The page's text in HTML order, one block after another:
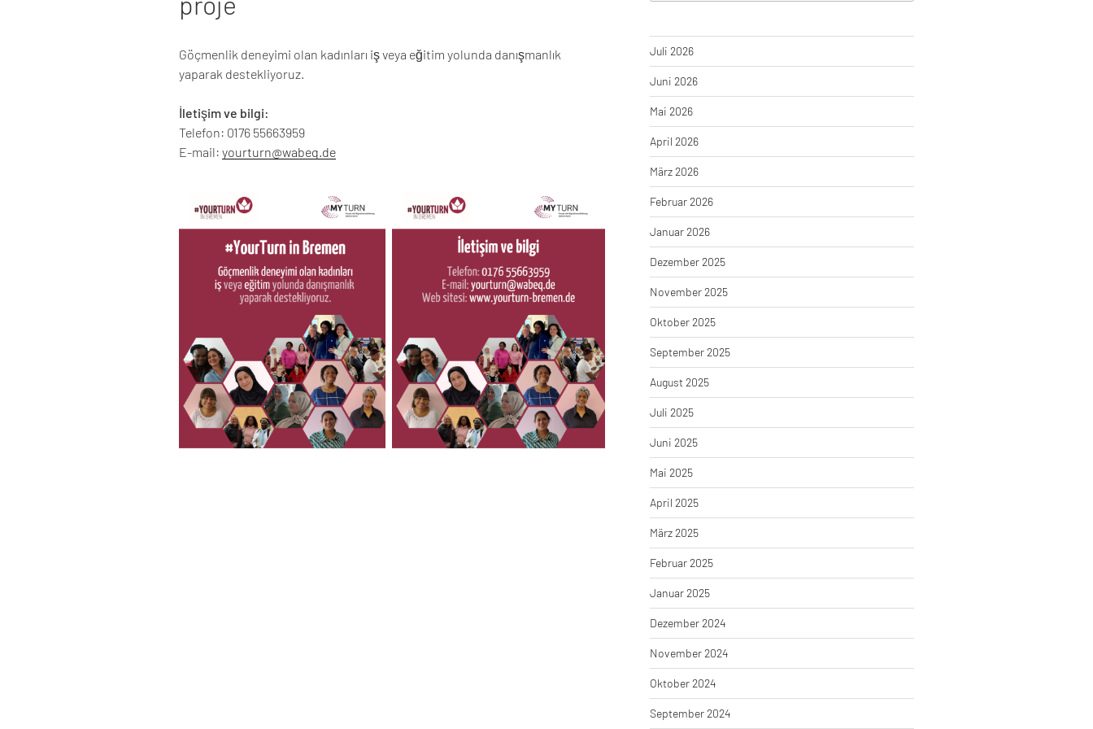
Göçmenlik deneyimi olan kadınları iş veya eğitim yolunda danışmanlık
yaparak destekliyoruz.
İletişim ve bilgi:
Telefon: 0176 55663959
E-mail: yourturn@wabeq.de
Juli 2026
Juni 2026
Mai 2026
April 2026
März 2026
Februar 2026
Januar 2026
Dezember 2025
November 2025
Oktober 2025
September 2025
August 2025
Juli 2025
Juni 2025
Mai 2025
April 2025
März 2025
Februar 2025
Januar 2025
Dezember 2024
November 2024
Oktober 2024
September 2024